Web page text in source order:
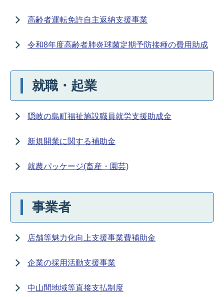
高齢者運転免許自主返納支援事業
令和8年度高齢者肺炎球菌定期予防接種の費用助成
就職・起業
隠岐の島町福祉施設職員就労支援助成金
新規開業に関する補助金
就農パッケージ(畜産・園芸)
事業者
店舗等魅力化向上支援事業費補助金
企業の採用活動支援事業
中山間地域等直接支払制度